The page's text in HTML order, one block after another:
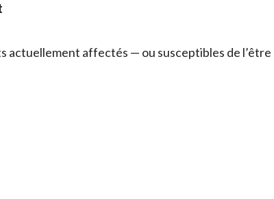
affectés — ou susceptibles de l’être